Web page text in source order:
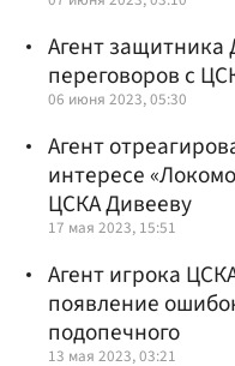
Агент защитника
переговоров с
06 июня 2023, 05:30
Агент
интересе
ЦСКА Дивееву
17 мая 2023, 15:51
Агент игрока
появление
подопечного
13 мая 2023, 03:21